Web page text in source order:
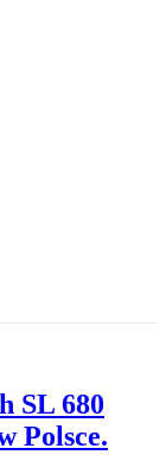
SL 680
Polsce.